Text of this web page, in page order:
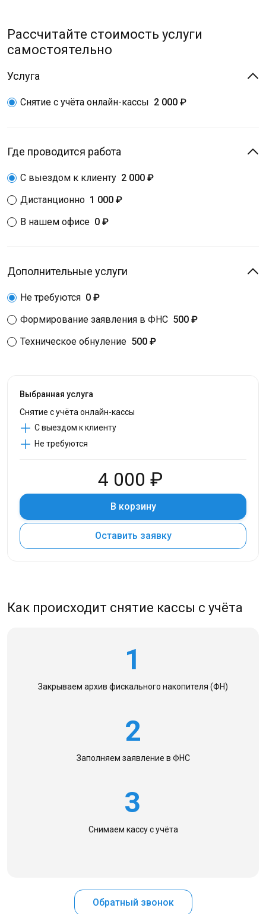
Рассчитайте стоимость услуги
самостоятельно
Услуга
Снятие с учёта онлайн-кассы 2 000 ₽
Где проводится работа
С выездом к клиенту 2 000 ₽
Дистанционно 1 000 ₽
В нашем офисе 0 ₽
Дополнительные услуги
Не требуются 0 ₽
Формирование заявления в ФНС 500 ₽
Техническое обнуление 500 ₽
Выбранная услуга
Снятие с учёта онлайн-кассы
С выездом к клиенту
Не требуются
4 000 ₽
В корзину
Оставить заявку
Как происходит снятие кассы с учёта
Обратный звонок
1
Закрываем архив фискального накопителя (ФН)
2
Заполняем заявление в ФНС
3
Снимаем кассу с учёта